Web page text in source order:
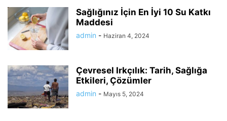
Sağlığınız İçin En İyi 10 Su Katkı
Maddesi
admin - Haziran 4, 2024
Çevresel Irkçılık: Tarih, Sağlığa
Etkileri, Çözümler
admin - Mayıs 5, 2024